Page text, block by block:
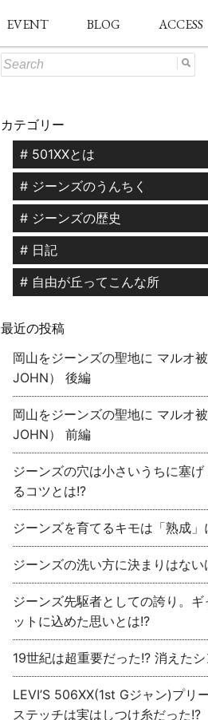
EVENT BLOG ACCESS
カテゴリー
# 501XXとは
# ジーンズのうんちく
# ジーンズの歴史
# 日記
# 自由が丘ってこんな所
最近の投稿
岡山をジーンズの聖地に マルオ
JOHN） 後編
岡山をジーンズの聖地に マルオ
JOHN） 前編
ジーンズの穴は小さいうちに塞
るコツとは!?
ジーンズを育てるキモは「熟成」
ジーンズの洗い方に決まりはない
ジーンズ先駆者としての誇り。
ットに込めた思いとは!?
19世紀は超重要だった!? 消えた
LEVI’S 506XX(1st Gジャン)プリ
ステッチは実はしつけ糸だった!?